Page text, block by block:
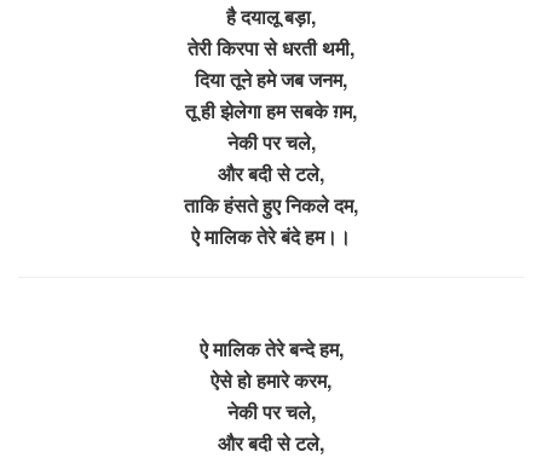
है दयालू बड़ा,
तेरी किरपा से धरती थमी,
दिया तूने हमे जब जनम,
तू ही झेलेगा हम सबके ग़म,
नेकी पर चले,
और बदी से टले,
ताकि हंसते हुए निकले दम,
ऐ मालिक तेरे बंदे हम।।
ऐ मालिक तेरे बन्दे हम,
ऐसे हो हमारे करम,
नेकी पर चले,
और बदी से टले,